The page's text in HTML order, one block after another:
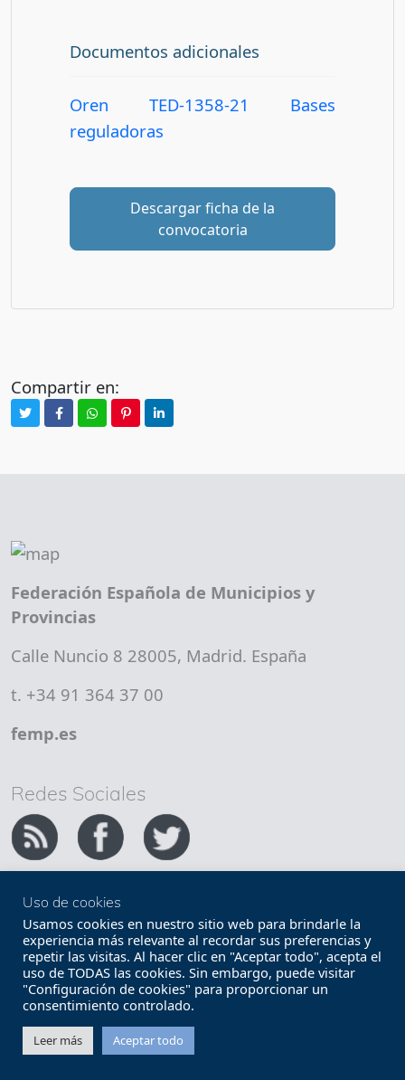
Documentos adicionales
Oren TED-1358-21 Bases
reguladoras
Descargar ficha de la
convocatoria
Compartir en:
Federación Española de Municipios y
Provincias
Calle Nuncio 8 28005, Madrid. España
t. +34 91 364 37 00
femp.es
Redes Sociales
Copyright FEMP
Accesibilidad
Términos legales
Política de privacidad
Términos y condiciones de uso
Contacto
Uso de cookies
Usamos cookies en nuestro sitio web para brindarle la
experiencia más relevante al recordar sus preferencias y
repetir las visitas. Al hacer clic en "Aceptar todo", acepta el
uso de TODAS las cookies. Sin embargo, puede visitar
"Configuración de cookies" para proporcionar un
consentimiento controlado.
Leer más Aceptar todo